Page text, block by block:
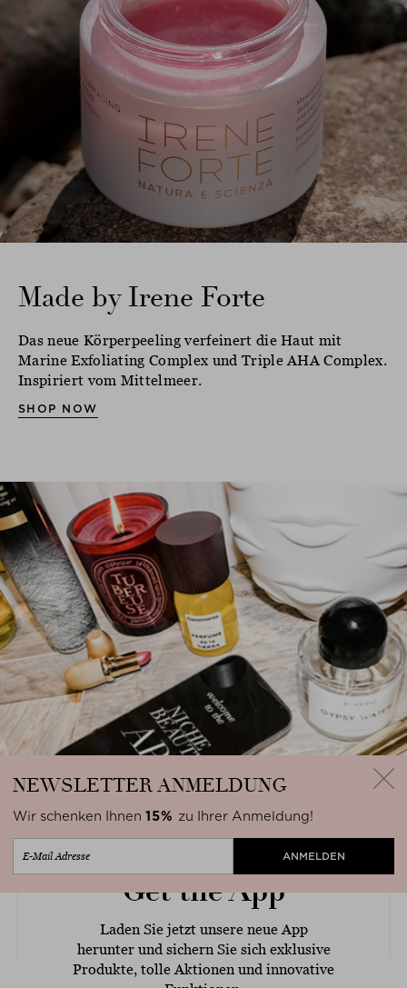
Made by Irene Forte
Das neue Körperpeeling verfeinert die Haut mit
Marine Exfoliating Complex und Triple AHA Complex.
Inspiriert vom Mittelmeer.
SHOP NOW
Get the App
Laden Sie jetzt unsere neue App
herunter und sichern Sie sich exklusive
Produkte, tolle Aktionen und innovative
NEWSLETTERANMELDUNG
Wir schenken Ihnen 15% zu Ihrer Anmeldung!